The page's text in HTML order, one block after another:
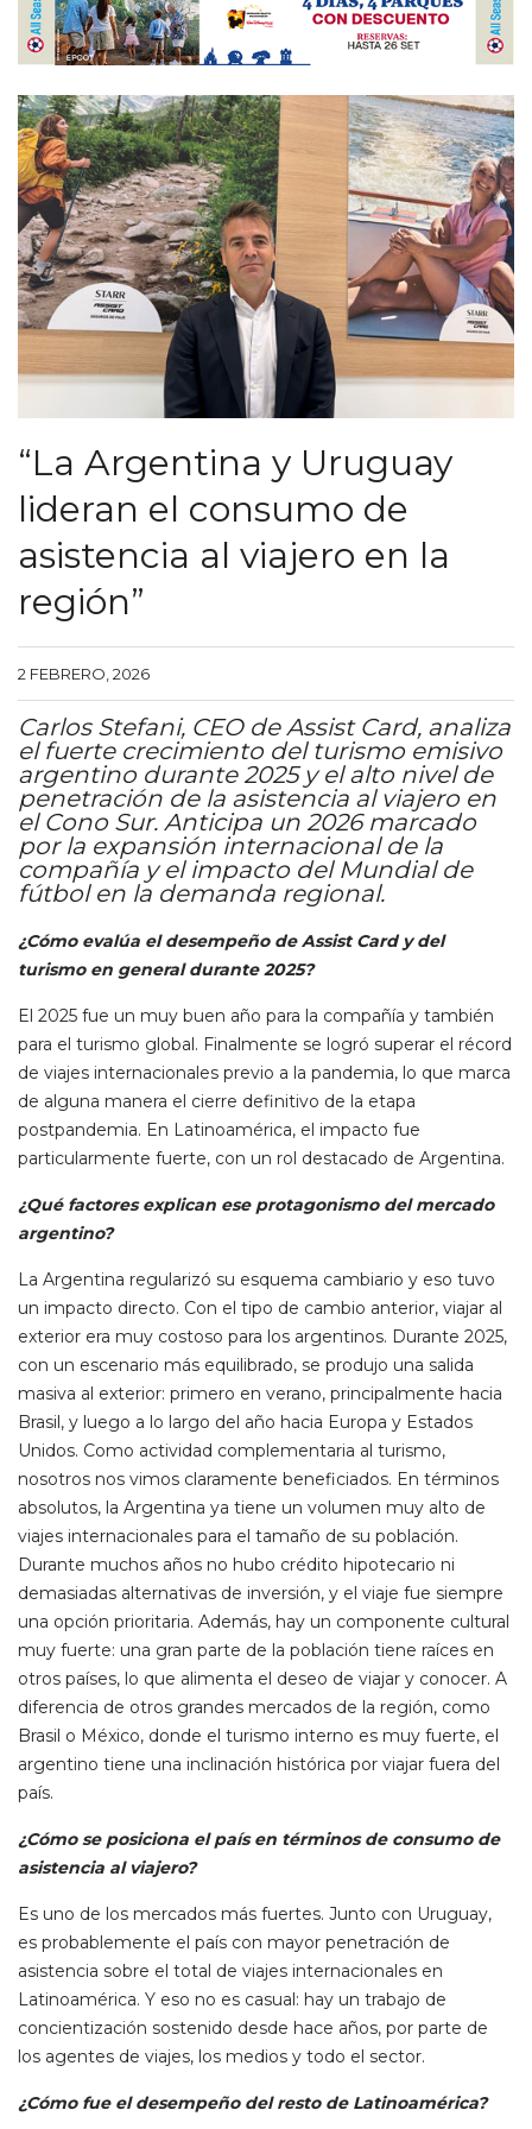
“La Argentina y Uruguay
lideran el consumo de
asistencia al viajero en la
región”
2 FEBRERO, 2026
Carlos Stefani, CEO de Assist Card, analiza
el fuerte crecimiento del turismo emisivo
argentino durante 2025 y el alto nivel de
penetración de la asistencia al viajero en
el Cono Sur. Anticipa un 2026 marcado
por la expansión internacional de la
compañía y el impacto del Mundial de
fútbol en la demanda regional.
¿Cómo evalúa el desempeño de Assist Card y del
turismo en general durante 2025?
El 2025 fue un muy buen año para la compañía y también
para el turismo global. Finalmente se logró superar el récord
de viajes internacionales previo a la pandemia, lo que marca
de alguna manera el cierre definitivo de la etapa
postpandemia. En Latinoamérica, el impacto fue
particularmente fuerte, con un rol destacado de Argentina.
¿Qué factores explican ese protagonismo del mercado
argentino?
La Argentina regularizó su esquema cambiario y eso tuvo
un impacto directo. Con el tipo de cambio anterior, viajar al
exterior era muy costoso para los argentinos. Durante 2025,
con un escenario más equilibrado, se produjo una salida
masiva al exterior: primero en verano, principalmente hacia
Brasil, y luego a lo largo del año hacia Europa y Estados
Unidos. Como actividad complementaria al turismo,
nosotros nos vimos claramente beneficiados. En términos
absolutos, la Argentina ya tiene un volumen muy alto de
viajes internacionales para el tamaño de su población.
Durante muchos años no hubo crédito hipotecario ni
demasiadas alternativas de inversión, y el viaje fue siempre
una opción prioritaria. Además, hay un componente cultural
muy fuerte: una gran parte de la población tiene raíces en
otros países, lo que alimenta el deseo de viajar y conocer. A
diferencia de otros grandes mercados de la región, como
Brasil o México, donde el turismo interno es muy fuerte, el
argentino tiene una inclinación histórica por viajar fuera del
país.
¿Cómo se posiciona el país en términos de consumo de
asistencia al viajero?
Es uno de los mercados más fuertes. Junto con Uruguay,
es probablemente el país con mayor penetración de
asistencia sobre el total de viajes internacionales en
Latinoamérica. Y eso no es casual: hay un trabajo de
concientización sostenido desde hace años, por parte de
los agentes de viajes, los medios y todo el sector.
¿Cómo fue el desempeño del resto de Latinoamérica?